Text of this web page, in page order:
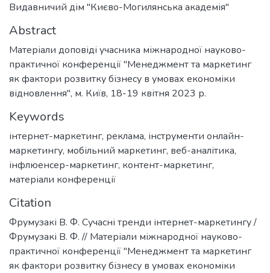
Видавничий дім "Києво-Могилянська академія"
Abstract
Матеріали доповіді учасника міжнародної науково-
практичної конференції "Менеджмент та маркетинг
як фактори розвитку бізнесу в умовах економіки
відновлення", м. Київ, 18-19 квітня 2023 р.
Keywords
інтернет-маркетинг, реклама, інструменти онлайн-
маркетингу, мобільний маркетинг, веб-аналітика,
інфлюенсер-маркетинг, контент-маркетинг,
матеріали конференції
Citation
Фрумузакі В. Ф. Сучасні тренди інтернет-маркетингу /
Фрумузакі В. Ф. // Матеріали міжнародної науково-
практичної конференції "Менеджмент та маркетинг
як фактори розвитку бізнесу в умовах економіки